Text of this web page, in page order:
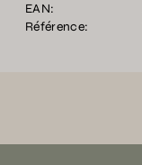
EAN:
Référence: